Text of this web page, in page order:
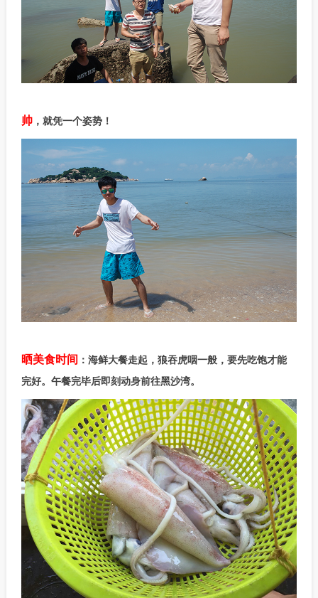
帅 ，就凭一个姿势！
晒美食时间 ：海鲜大餐走起，狼吞虎咽一般，要先吃饱才能
完好。午餐完毕后即刻动身前往黑沙湾。